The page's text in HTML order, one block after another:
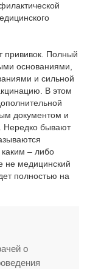
прививок. Полный
основаниями,
и сильной
В этом
документом и
Нередко бывают
каким – либо
не медицинский
полностью на
о